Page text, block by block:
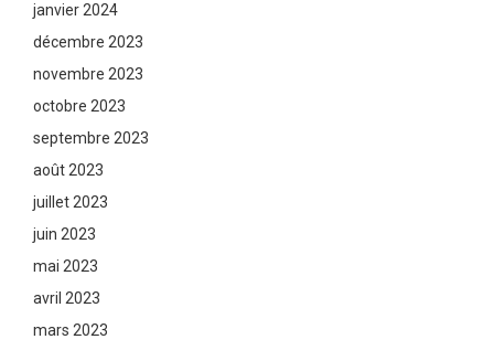
janvier 2024
décembre 2023
novembre 2023
octobre 2023
septembre 2023
août 2023
juillet 2023
juin 2023
mai 2023
avril 2023
mars 2023